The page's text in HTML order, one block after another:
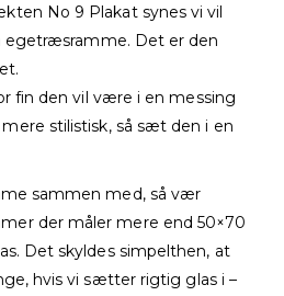
No 9 Plakat synes vi vil
Det er den
fin den vil være i en messing
stilistisk, så sæt den i en
sammen med, så vær
der måler mere end 50×70
Det skyldes simpelthen, at
hvis vi sætter rigtig glas i –